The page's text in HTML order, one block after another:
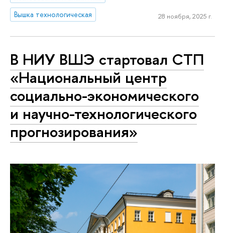
Вышка технологическая
28 ноября, 2025 г.
В НИУ ВШЭ стартовал СТП
«Национальный центр
социально-экономического
и научно-технологического
прогнозирования»